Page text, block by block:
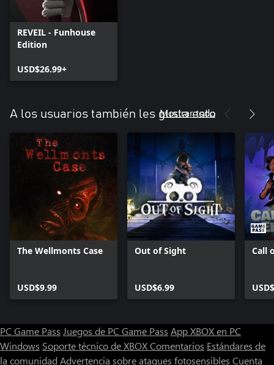
REVEIL - Funhouse
Edition
USD$26.99+
A los usuarios también les gusta esto
Mostrar todo
The Wellmonts Case
USD$9.99
Out of Sight
USD$6.99
Call
PC Game Pass Juegos de PC Game Pass App XBOX en PC
Windows Soporte técnico de XBOXComentarios Estándares de
la comunidad Advertencia sobre ataques fotosensibles Cuenta